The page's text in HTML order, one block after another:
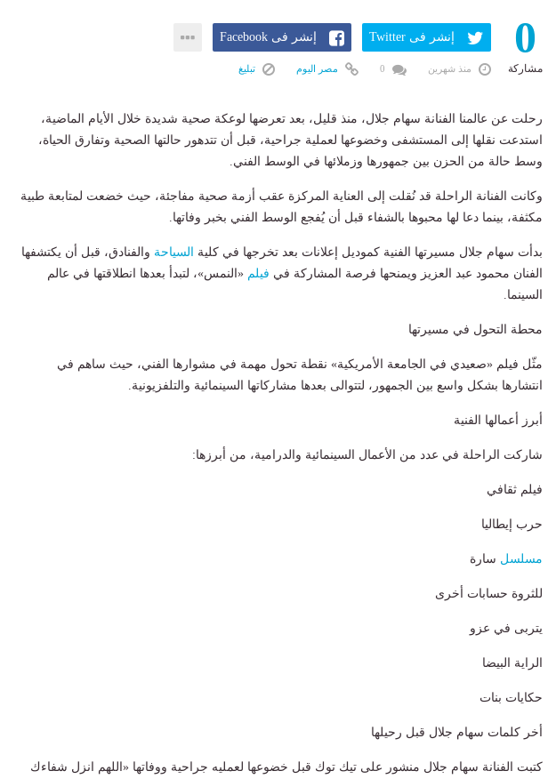
0
مشاركة
إنشر فى Twitter إنشر فى Facebook
منذ شهرين مصر اليوم تبليغ
رحلت عن عالمنا الفنانة سهام جلال، منذ قليل، بعد تعرضها لوعكة صحية شديدة خلال الأيام الماضية،
استدعت نقلها إلى المستشفى وخضوعها لعملية جراحية، قبل أن تتدهور حالتها الصحية وتفارق الحياة،
وسط حالة من الحزن بين جمهورها وزملائها في الوسط الفني.
وكانت الفنانة الراحلة قد نُقلت إلى العناية المركزة عقب أزمة صحية مفاجئة، حيث خضعت لمتابعة طبية
مكثفة، بينما دعا لها محبوها بالشفاء قبل أن يُفجع الوسط الفني بخبر وفاتها.
بدأت سهام جلال مسيرتها الفنية كموديل إعلانات بعد تخرجها في كلية السياحة والفنادق، قبل أن يكتشفها
الفنان محمود عبد العزيز ويمنحها فرصة المشاركة في فيلم «النمس»، لتبدأ بعدها انطلاقتها في عالم
السينما.
محطة التحول في مسيرتها
مثّل فيلم «صعيدي في الجامعة الأمريكية» نقطة تحول مهمة في مشوارها الفني، حيث ساهم في
انتشارها بشكل واسع بين الجمهور، لتتوالى بعدها مشاركاتها السينمائية والتلفزيونية.
أبرز أعمالها الفنية
شاركت الراحلة في عدد من الأعمال السينمائية والدرامية، من أبرزها:
فيلم ثقافي
حرب إيطاليا
مسلسل سارة
للثروة حسابات أخرى
يتربى في عزو
الراية البيضا
حكايات بنات
أخر كلمات سهام جلال قبل رحيلها
كتبت الفنانة سهام جلال منشور على تيك توك قبل خضوعها لعمليه جراحية ووفاتها «اللهم انزل شفاءك